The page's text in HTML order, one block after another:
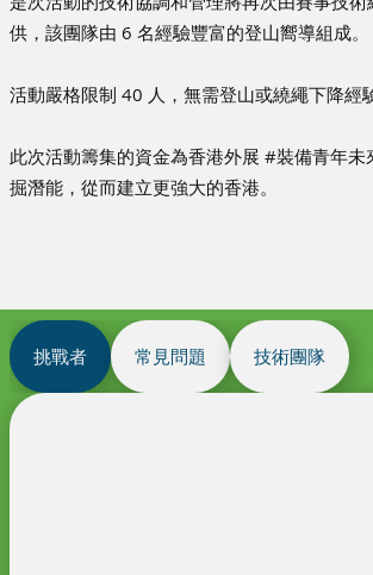
供，該團隊由 6 名經驗豐富的登山嚮導組成。
活動嚴格限制 40 人，無需登山或繞繩下降經
此次活動籌集的資金為香港外展 #裝備青年
掘潛能，從而建立更強大的香港。
挑戰者 常見問題 技術團隊